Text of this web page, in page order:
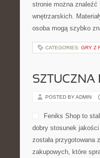
stronie można
wnętrzarskich.
osoba mogą szybko
CATEGORIES: GRY Z
SZTUCZNA
POSTED BY ADMIN
Feniks Shop to
dobry stosunek
została
zakupowych, które